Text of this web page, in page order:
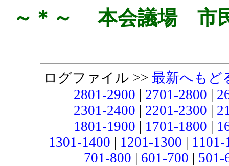
～＊～ 本会議場 市
ログファイル >> 最新へもど
2801-2900 | 2701-2800 |
2301-2400 | 2201-2300 |
1801-1900 | 1701-1800 |
1301-1400 | 1201-1300 |
701-800 | 601-700 |